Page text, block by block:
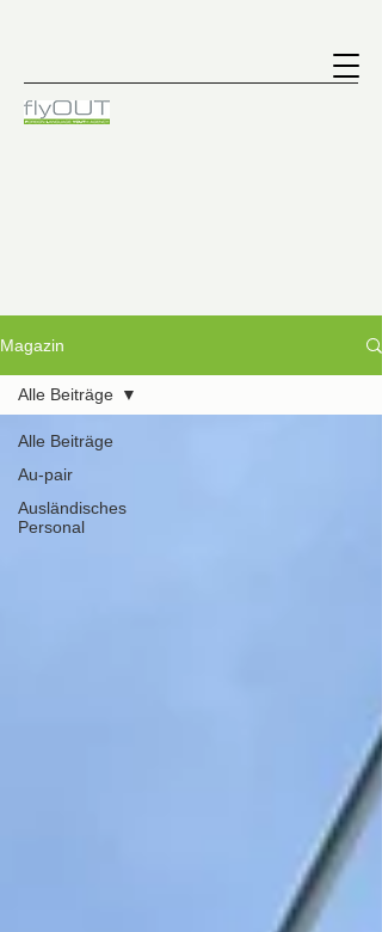
Magazin
Alle Beiträge
Au-pair
Ausländisches
Personal
Alle Beiträge